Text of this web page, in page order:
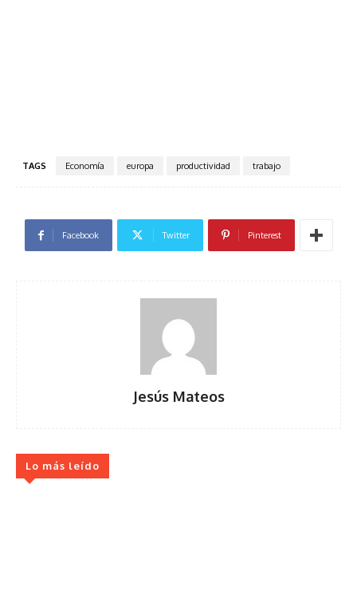
TAGS Economía europa productividad trabajo
Facebook Twitter Pinterest
Jesús Mateos
Lo más leído